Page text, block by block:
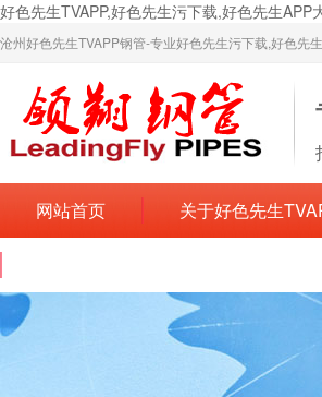
好色先生TVAPP,好色先生污下载,好色先生APP
沧州好色先生TVAPP钢管-专业好色先生污下载,好色先
网站首页 关于好色先生